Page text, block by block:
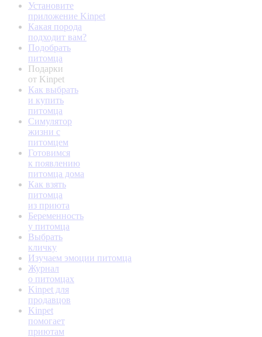
Установите
приложение Kinpet
Какая порода
подходит вам?
Подобрать
питомца
Подарки
от Kinpet
Как выбрать
и купить
питомца
Симулятор
жизни с
питомцем
Готовимся
к появлению
питомца дома
Как взять
питомца
из приюта
Беременность
у питомца
Выбрать
кличку
Изучаем эмоции питомца
Журнал
о питомцах
Kinpet для
продавцов
Kinpet
помогает
приютам